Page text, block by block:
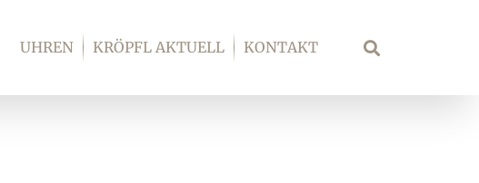
UHREN KRÖPFL AKTUELL KONTAKT Suche